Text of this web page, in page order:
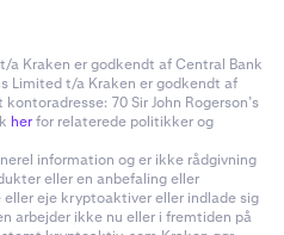
a Kraken er godkendt af Central Bank
Limited t/a Kraken er godkendt af
70 Sir John Rogerson’s
herfor relaterede politikker og
information og er ikke rådgivning
eller en anbefaling eller
eje kryptoaktiver eller indlade sig
arbejder ikke nu eller i fremtiden på